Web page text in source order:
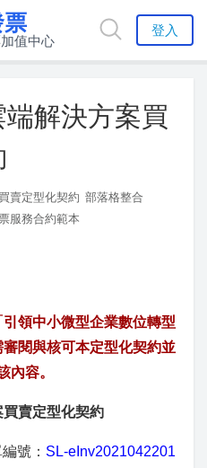
值中心
登入
解決方案買
賣定型化契約 部落格整合
服務合約範本
領中小微型企業數位轉型
閱與核可本定型化契約並
內容。
賣定型化契約
號： SL-eInv2021042201